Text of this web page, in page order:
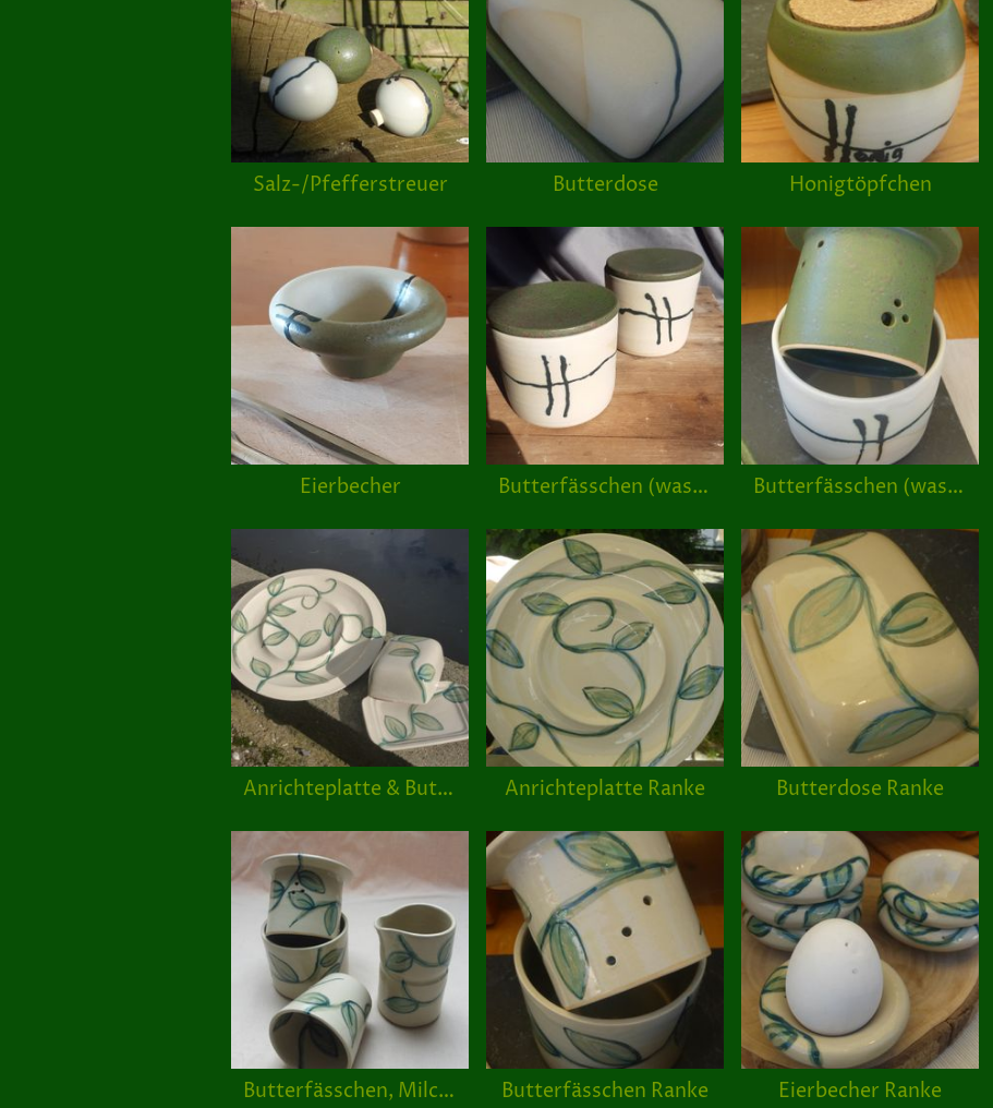
Salz-/Pfefferstreuer Butterdose Honigtöpfchen
Eierbecher Butterfässchen (wassergekühlt) Butterfässchen (wassergekühlt)
Anrichteplatte & Butterdose Anrichteplatte Ranke Butterdose Ranke
Butterfässchen, Milchkännchen & Becher midi Butterfässchen Ranke Eierbecher Ranke